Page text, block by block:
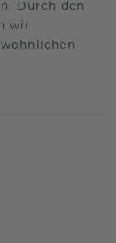
Durch den
wir